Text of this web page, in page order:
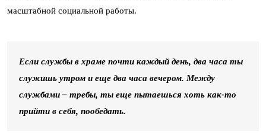
масштабной социальной работы.
Если службы в храме почти каждый день, два часа ты
служишь утром и еще два часа вечером. Между
службами – требы, ты еще пытаешься хоть как-то
прийти в себя, пообедать.